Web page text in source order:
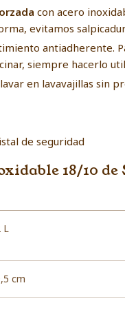
con acero
evitamos
antiadherente.
siempre hacerlo
en lavavajillas sin
de seguridad
18/10
L
cm